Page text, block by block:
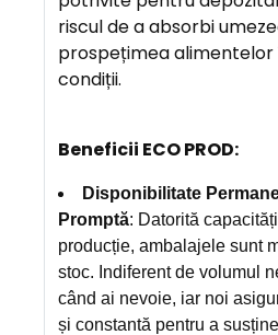
riscul de a absorbi
prospețimea alimentelor
condiții.
Beneficii ECO PROD:
Disponibilitate
Promptă: Datorită
producție, ambalajele sunt
stoc. Indiferent de volumul
când ai nevoie, iar noi
și constantă pentru a